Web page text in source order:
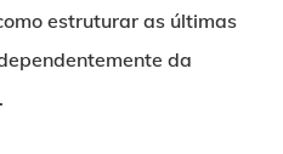
estruturar as últimas
da